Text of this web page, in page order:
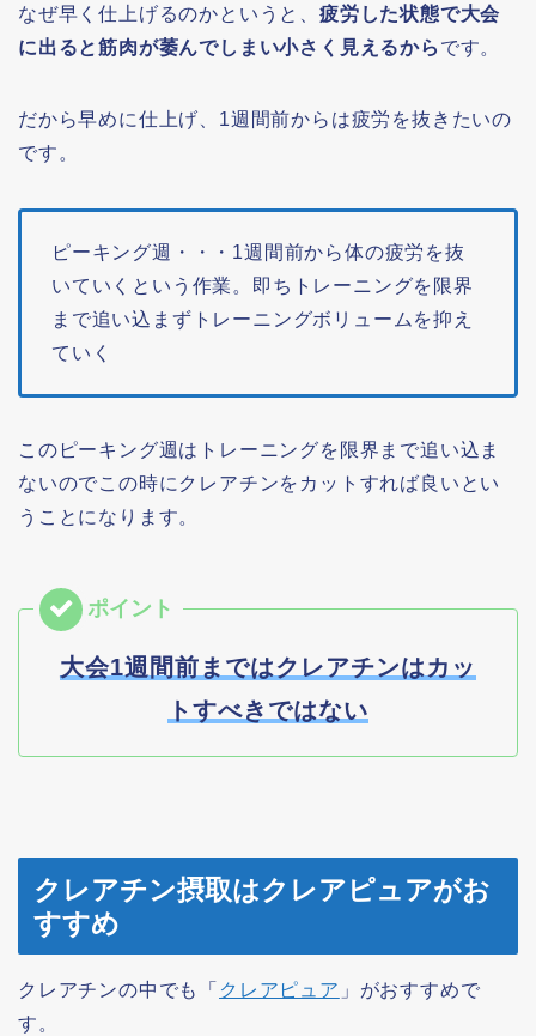
なぜ早く仕上げるのかというと、 疲労した状態で大会
に出ると筋肉が萎んでしまい小さく見えるから です。
だから早めに仕上げ、1週間前からは疲労を抜きたいの
です。
ピーキング週・・・1週間前から体の疲労を抜
いていくという作業。即ちトレーニングを限界
まで追い込まずトレーニングボリュームを抑え
ていく
このピーキング週はトレーニングを限界まで追い込ま
ないのでこの時にクレアチンをカットすれば良いとい
うことになります。
大会1週間前まではクレアチンはカッ
トすべきではない
クレアチン摂取はクレアピュアがお
すすめ
クレアチンの中でも「 クレアピュア 」がおすすめで
す。